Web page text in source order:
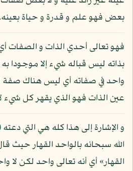
بعض فهو علم و قدرة و حياة بعينه.
فهو تعالى أحدي الذات و الصفات
بذاته ليس قباله شيء إلا موجودا
واحد في صفاته أي ليس هناك صفة
عين الذات فهو الذي يقهر كل شيء
و الإشارة إلى هذا كله هي التي دعته
الله سبحانه بالواحد القهار حيث
القهار» أي أنه تعالى واحد لكن لا